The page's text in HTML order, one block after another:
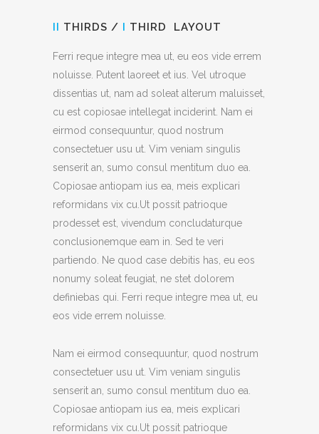
II THIRDS / I THIRD LAYOUT
Ferri reque integre mea ut, eu eos vide errem
noluisse. Putent laoreet et ius. Vel utroque
dissentias ut, nam ad soleat alterum maluisset,
cu est copiosae intellegat inciderint. Nam ei
eirmod consequuntur, quod nostrum
consectetuer usu ut. Vim veniam singulis
senserit an, sumo consul mentitum duo ea.
Copiosae antiopam ius ea, meis explicari
reformidans vix cu.Ut possit patrioque
prodesset est, vivendum concludaturque
conclusionemque eam in. Sed te veri
partiendo. Ne quod case debitis has, eu eos
nonumy soleat feugiat, ne stet dolorem
definiebas qui. Ferri reque integre mea ut, eu
eos vide errem noluisse.
Nam ei eirmod consequuntur, quod nostrum
consectetuer usu ut. Vim veniam singulis
senserit an, sumo consul mentitum duo ea.
Copiosae antiopam ius ea, meis explicari
reformidans vix cu.Ut possit patrioque